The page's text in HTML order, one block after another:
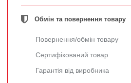
Обмін та повернення товару
Повернення/обмін товару
Сертифікований товар
Гарантія від виробника